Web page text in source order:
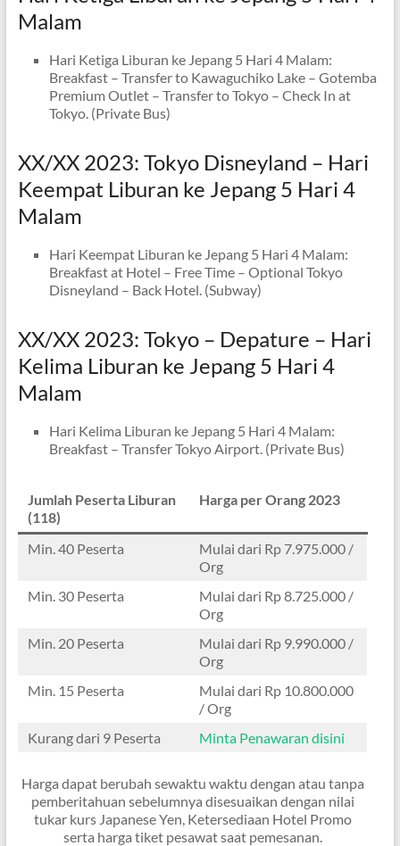
Malam
Hari Ketiga Liburan ke Jepang 5 Hari 4 Malam:
Breakfast – Transfer to Kawaguchiko Lake – Gotemba
Premium Outlet – Transfer to Tokyo – Check In at
Tokyo. (Private Bus)
XX/XX 2023: Tokyo Disneyland – Hari
Keempat Liburan ke Jepang 5 Hari 4
Malam
Hari Keempat Liburan ke Jepang 5 Hari 4 Malam:
Breakfast at Hotel – Free Time – Optional Tokyo
Disneyland – Back Hotel. (Subway)
XX/XX 2023: Tokyo – Depature – Hari
Kelima Liburan ke Jepang 5 Hari 4
Malam
Hari Kelima Liburan ke Jepang 5 Hari 4 Malam:
Breakfast – Transfer Tokyo Airport. (Private Bus)
Jumlah Peserta Liburan
(118)
Harga per Orang 2023
Min. 40 Peserta
Mulai dari Rp 7.975.000 /
Org
Min. 30 Peserta
Mulai dari Rp 8.725.000 /
Org
Min. 20 Peserta
Mulai dari Rp 9.990.000 /
Org
Min. 15 Peserta
Mulai dari Rp 10.800.000
/ Org
Kurang dari 9 Peserta
Minta Penawaran disini
Harga dapat berubah sewaktu waktu dengan atau tanpa
pemberitahuan sebelumnya disesuaikan dengan nilai
tukar kurs Japanese Yen, Ketersediaan Hotel Promo
serta harga tiket pesawat saat pemesanan.